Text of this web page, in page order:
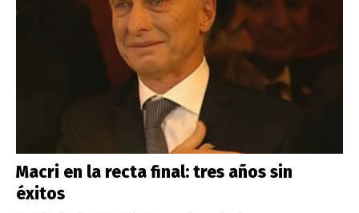
Macri en la recta final: tres años sin
éxitos